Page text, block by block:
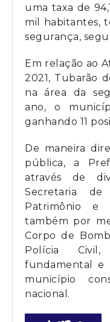
uma taxa de
mil habitantes,
segurança,
Em relação ao
2021, Tubarão
na área da
ano, o
ganhando 11
De maneira
pública, a
através de
Secretaria
Patrimônio e
também por
Corpo de
Polícia
fundamental e
município
nacional.